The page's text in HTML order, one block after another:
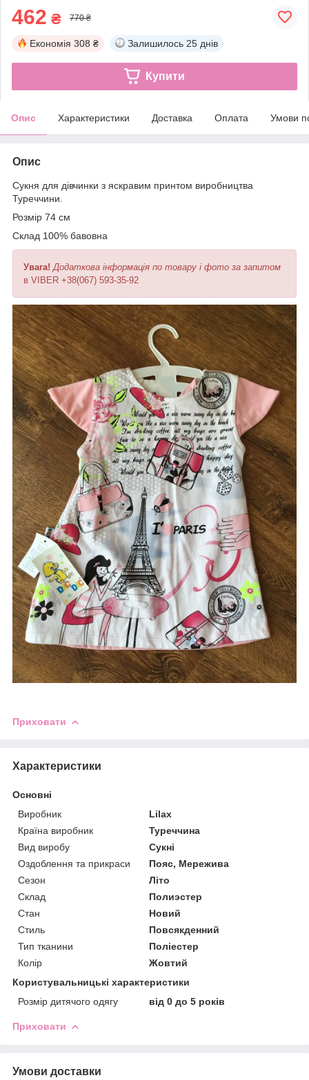
462 ₴ 770 ₴
Економія 308 ₴ Залишилось 25 днів
Купити
Опис Характеристики Доставка Оплата Умови
Опис
Сукня для дівчинки з яскравим принтом виробництва
Туреччини.
Розмір 74 см
Склад 100% бавовна
Увага! Додаткова інформація по товару і фото за запитом
в VIBER +38(067) 593-35-92
Приховати
Характеристики
Основні
Виробник
Lilax
Країна виробник
Туреччина
Вид виробу
Сукні
Оздоблення та прикраси
Пояс, Мережива
Сезон
Літо
Склад
Полиэстер
Стан
Новий
Стиль
Повсякденний
Тип тканини
Поліестер
Колір
Жовтий
Користувальницькі характеристики
Розмір дитячого одягу
від 0 до 5 років
Приховати
Умови доставки